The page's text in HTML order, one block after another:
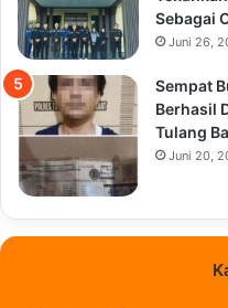
Sebagai
Juni 26,
Sempat
Berhasil
Tulang
Juni 20,